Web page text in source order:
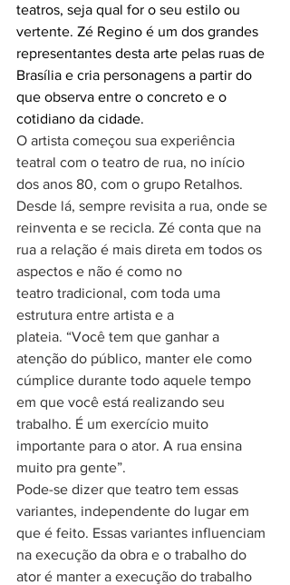
teatros, seja qual for o seu estilo ou
vertente. Zé Regino é um dos grandes
representantes desta arte pelas ruas de
Brasília e cria personagens a partir do
que observa entre o concreto e o
cotidiano da cidade.
O artista começou sua experiência
teatral com o teatro de rua, no início
dos anos 80, com o grupo Retalhos.
Desde lá, sempre revisita a rua, onde se
reinventa e se recicla. Zé conta que na
rua a relação é mais direta em todos os
aspectos e não é como no
teatro tradicional, com toda uma
estrutura entre artista e a
plateia. “Você tem que ganhar a
atenção do público, manter ele como
cúmplice durante todo aquele tempo
em que você está realizando seu
trabalho. É um exercício muito
importante para o ator. A rua ensina
muito pra gente”.
Pode-se dizer que teatro tem essas
variantes, independente do lugar em
que é feito. Essas variantes influenciam
na execução da obra e o trabalho do
ator é manter a execução do trabalho